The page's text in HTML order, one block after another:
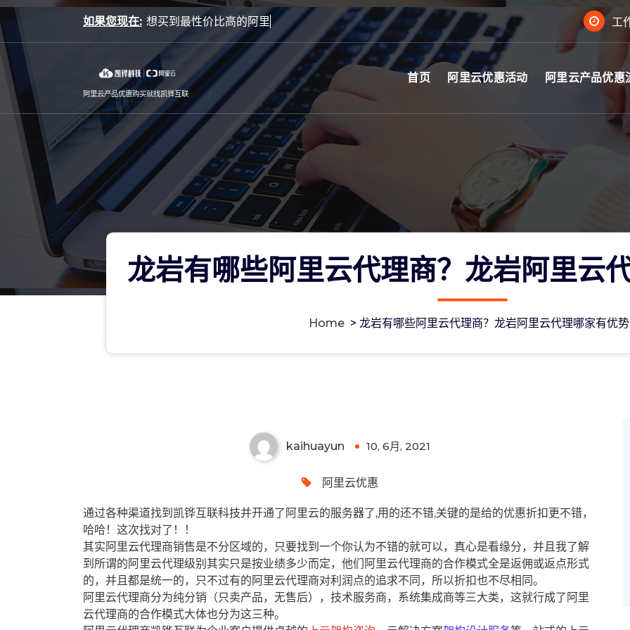
Skip
to
content
如果您现在: 工
阿里云产品优惠购买就找凯铧互联
首页 阿里云优惠活动 阿里云产品优惠
龙岩有哪些阿里云代理商？龙岩阿里云
Home > 龙岩有哪些阿里云代理商？龙岩阿里云代理哪家有优
kaihuayun 10, 6月, 2021
阿里云优惠
通过各种渠道找到凯铧互联科技并开通了阿里云的服务器了,用的还不错,关键的是给的优惠折扣更不错，
哈哈！这次找对了！！
其实阿里云代理商销售是不分区域的，只要找到一个你认为不错的就可以，真心是看缘分，并且我了解
到所谓的阿里云代理级别其实只是按业绩多少而定，他们阿里云代理商的合作模式全是返佣或返点形式
的，并且都是统一的，只不过有的阿里云代理商对利润点的追求不同，所以折扣也不尽相同。
阿里云代理商分为纯分销（只卖产品，无售后），技术服务商，系统集成商等三大类，这就行成了阿里
云代理商的合作模式大体也分为这三种。